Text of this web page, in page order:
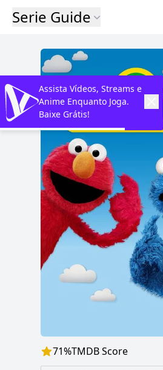
Serie Guide
71%TMDB Score
Assista Vídeos, Streams e
Anime Enquanto Joga.
Baixe Grátis!